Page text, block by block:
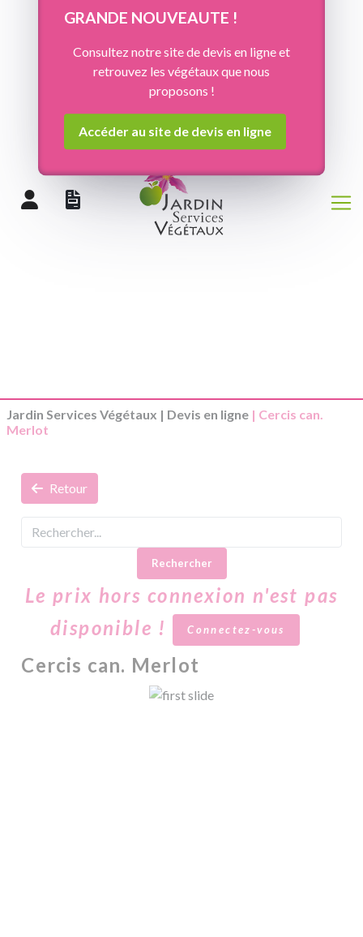
GRANDE NOUVEAUTE !
Consultez notre site de devis en ligne et
retrouvez les végétaux que nous
proposons !
Accéder au site de devis en ligne
Jardin Services Végétaux | Devis en ligne | Cercis can.
Merlot
Retour
Rechercher
Le prix hors connexion n'est pas
disponible !
Connectez-vous
Cercis can. Merlot
Panneau de gestion des cookies